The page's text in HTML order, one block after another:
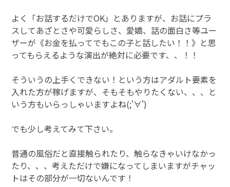
よく「お話するだけでOK」とありますが、お話にプラ
スしてあざとさや可愛らしさ、愛嬌、話の面白さ等ユー
ザーが《お金を払ってでもこの子と話したい！！》と思
ってもらえるような演出が絶対に必要です、、！！
そういうの上手くできない！という方はアダルト要素を
入れた方が稼げますが、そもそもやりたくない、、、と
いう方もいらっしゃいますよね(;'∀')
でも少し考えてみて下さい。
普通の風俗だと直接触られたり、触らなきゃいけなかっ
たり、、、考えただけで嫌になってしまいますがチャッ
トはその部分が一切ないんです！